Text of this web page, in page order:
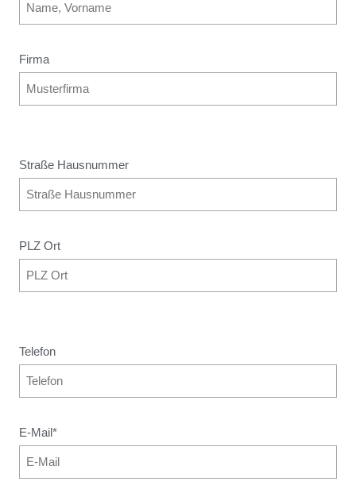
Firma
Straße Hausnummer
PLZ Ort
Telefon
E-Mail*